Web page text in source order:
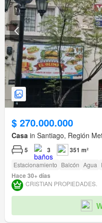
$ 270.000.000
Casa in Santiago, Región
5 3 351 m²
Estacionamiento Balcón Agua
Hace 30+ días
CRISTIAN PROPIEDADES.